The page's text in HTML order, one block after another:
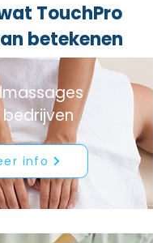
TouchPro
betekenen
info